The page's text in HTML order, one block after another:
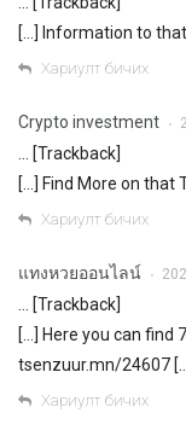
[…] Information to
Хариулт бичих
Crypto investment •
… [Trackback]
[…] Find More on that
Хариулт бичих
แทงหวยออนไลน์ •
… [Trackback]
[…] Here you can find
tsenzuur.mn/24607
Хариулт бичих